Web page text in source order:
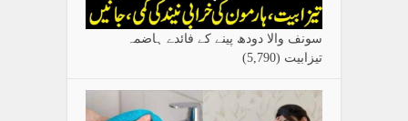
سونف والا دودھ پینے کے فائدے ہاضمہ
تیزابیت (5,790)